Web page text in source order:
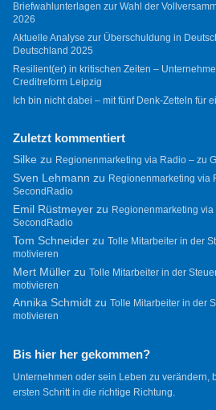
Briefwahlunterlagen zur Wahl der
2026
Aktuelle Analyse zur Überschuldung in
Deutschland 2025
Resilient(er) in kritischen Zeiten –
Creditreform Leipzig
Ich bin nicht dabei – mit fünf Denk-Zetteln für
Zuletzt kommentiert
Silkezu Regionenmarketing via Radio – zu
Sven Lehmann zu Regionenmarketing via
SecondRadio
Emil Rüstmeyerzu Regionenmarketing
SecondRadio
Tom Schneiderzu Tolle Mitarbeiter in der
motivieren
Mert Müllerzu Tolle Mitarbeiter in der
motivieren
Annika Schmidtzu Tolle Mitarbeiter in der
motivieren
Bis hier her gekommen?
Unternehmen oder sein Leben zu verändern,
ersten Schritt in die richtige Richtung.